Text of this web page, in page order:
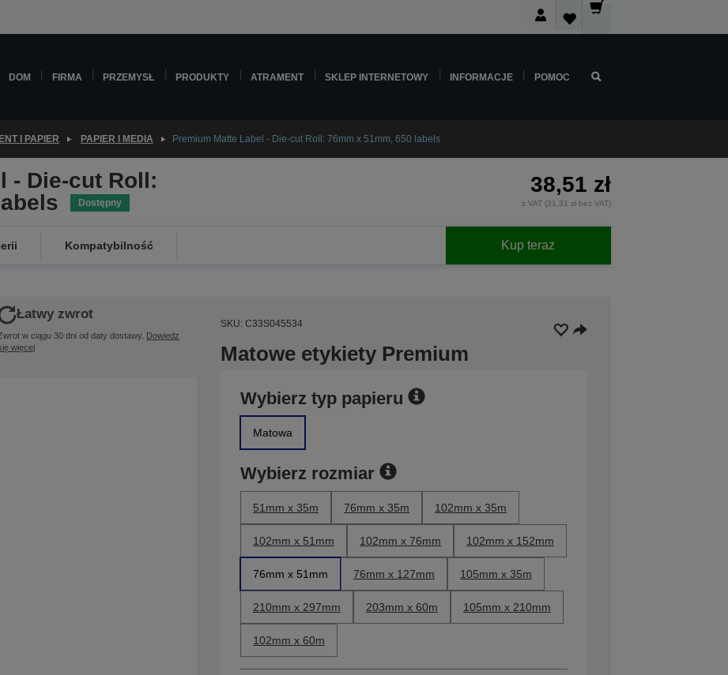
DOM FIRMA PRZEMYSŁ PRODUKTY ATRAMENT SKLEP INTERNETOWY INFORMACJE POMOC
I PAPIER PAPIER I MEDIA Premium Matte Label - Die-cut Roll: 76mm x 51mm, 650 labels
- Die-cut Roll:
Dostępny
38,51 zł
z VAT (31,31 zł bez VAT)
Kompatybilność Kup teraz
Łatwy zwrot
w ciągu 30 dni od daty dostawy. Dowiedz
więcej
SKU: C33S045534
Matowe etykiety Premium
Wybierz typ papieru
Matowa
Wybierz rozmiar
51mm x 35m 76mm x 35m 102mm x 35m
102mm x 51mm 102mm x 76mm 102mm x 152mm
76mm x 51mm 76mm x 127mm 105mm x 35m
210mm x 297mm 203mm x 60m 105mm x 210mm
102mm x 60m